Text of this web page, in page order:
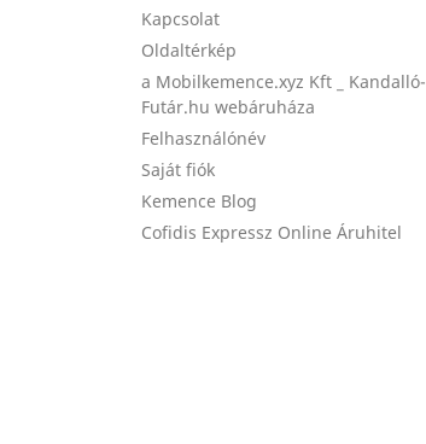
Kapcsolat
Oldaltérkép
a Mobilkemence.xyz Kft _ Kandalló-
Futár.hu webáruháza
Felhasználónév
Saját fiók
Kemence Blog
Cofidis Expressz Online Áruhitel